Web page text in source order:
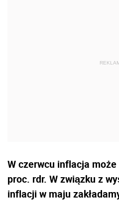
W czerwcu inflacja
proc. rdr. W związku z
inflacji w maju